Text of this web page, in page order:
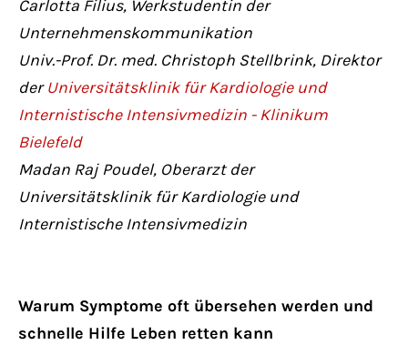
Have any questions?
+44 1234 567 890
Drop us a line
info@yourdomain.com
About us
Lorem ipsum dolor sit amet, consectetuer
massa. Cum sociis natoque penatibus et
magnis dis parturient montes, nascetur
Carlotta Filius, Werkstudentin der
Unternehmenskommunikation
Univ.-Prof. Dr. med. Christoph Stellbrink, Direktor
derUniversitätsklinik für Kardiologie und
Internistische Intensivmedizin - Klinikum
Bielefeld
Madan Raj Poudel, Oberarzt der
Universitätsklinik für Kardiologie und
Internistische Intensivmedizin
Warum Symptome oft übersehen werden und
schnelle Hilfe Leben retten kann